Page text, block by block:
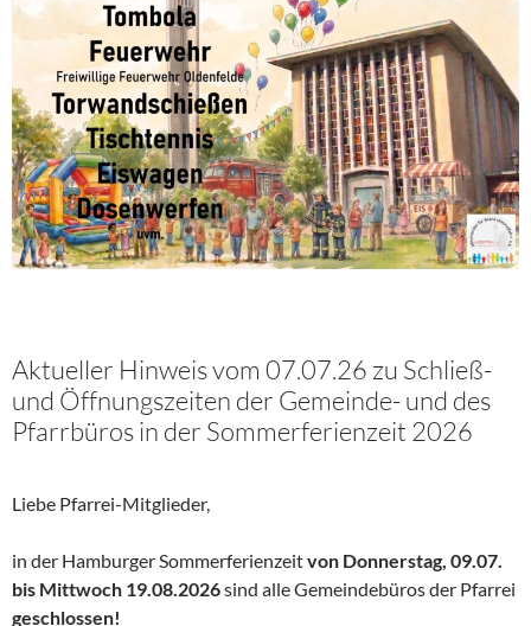
Aktueller Hinweis vom 07.07.26 zu Schließ-
und Öffnungszeiten der Gemeinde- und des
Pfarrbüros in der Sommerferienzeit 2026
Liebe Pfarrei-Mitglieder,
in der Hamburger Sommerferienzeitvon Donnerstag, 09.07.
bis Mittwoch 19.08.2026sind alle Gemeindebüros der Pfarrei
geschlossen!